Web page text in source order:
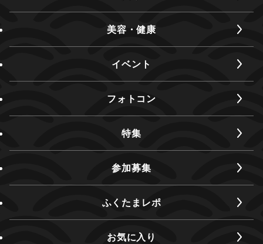
美容・健康
イベント
フォトコン
特集
参加募集
ふくたまレポ
お気に入り